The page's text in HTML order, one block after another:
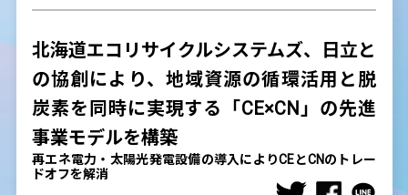
北海道エコリサイクルシステムズ、日立と
の協創により、地域資源の循環活用と脱
炭素を同時に実現する「CE×CN」の先進
事業モデルを構築
再エネ電力・太陽光発電設備の導入によりCEとCNのトレー
ドオフを解消